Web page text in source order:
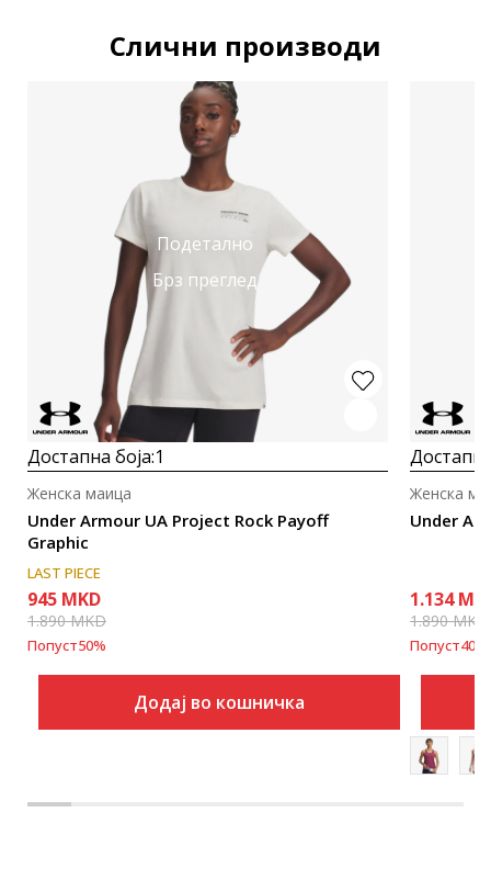
Слични производи
Подетално
Брз преглед
Достапна боја:1
Under Armour UA Project Rock Payoff
Graphic
Женска маица
LAST PIECE
945 MKD
1.890MKD
Попуст50%
Додај во кошничка
Under
Женска
1.134
1.890MKD
Попуст40